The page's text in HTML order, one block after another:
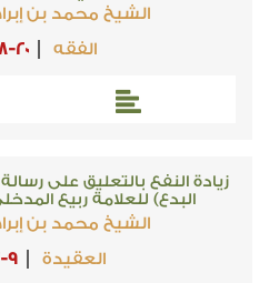
الشيخ محمد بن
الفقه
20
زيادة النفع بالتعليق على
البدع) للعلامة ربيع
الشيخ محمد بن
العقيدة
9